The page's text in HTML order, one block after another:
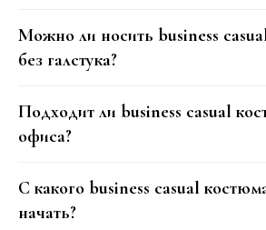
Можно ли носить business
без галстука?
Подходит ли business casual
офиса?
С какого business casual
начать?